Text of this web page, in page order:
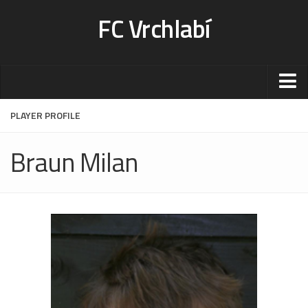
FC Vrchlabí
Stadion
Kontakt-rezervace
PLAYER PROFILE
Braun Milan